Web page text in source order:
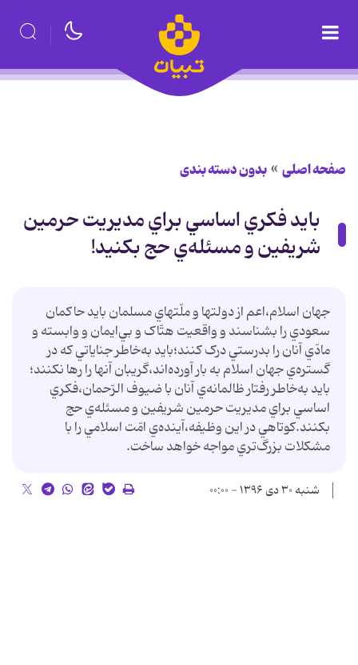
صفحه اصلی بدون دسته بندی
بايد فکري اساسي براي مديريت حرمين
شريفين و مسئله‌ي حج بکنيد!
جهان اسلام،اعم از دولتها و ملّتهاي مسلمان بايد حاکمان
سعودي را بشناسند و واقعيت هتّاک و بي‌ايمان و وابسته و
مادّي آنان را بدرستي درک کنند؛بايد به‌خاطر جناياتي که در
گستره‌ي جهان اسلام به بار آورده‌اند،گريبان آنها را رها نکنند؛
بايد به‌خاطر رفتار ظالمانه‌ي آنان با ضيوف الرّحمان،فکري
اساسي براي مديريت حرمين شريفين و مسئله‌ي حج
بکنند.کوتاهي در اين وظيفه،آينده‌ي امّت اسلامي را با
مشکلات بزرگ‌تري مواجه خواهد ساخت.
شنبه ۳۰ دی ۱۳۹۶ - ۰۰:۰۰